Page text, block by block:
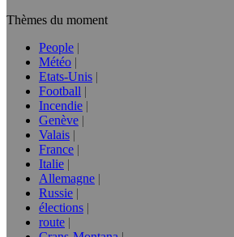
Thèmes du moment
People
Météo
Etats-Unis
Football
Incendie
Genève
Valais
France
Italie
Allemagne
Russie
élections
route